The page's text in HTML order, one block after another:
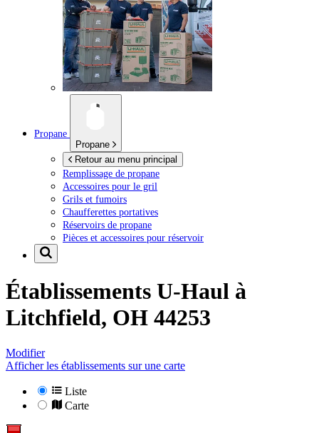
Propane
Propane
Retour au menu principal
Remplissage de propane
Accessoires pour le gril
Grils et fumoirs
Chaufferettes portatives
Réservoirs de propane
Pièces et accessoires pour réservoir
Établissements U-Haul à
Litchfield, OH 44253
Modifier
Afficher les établissements sur une carte
Liste
Carte